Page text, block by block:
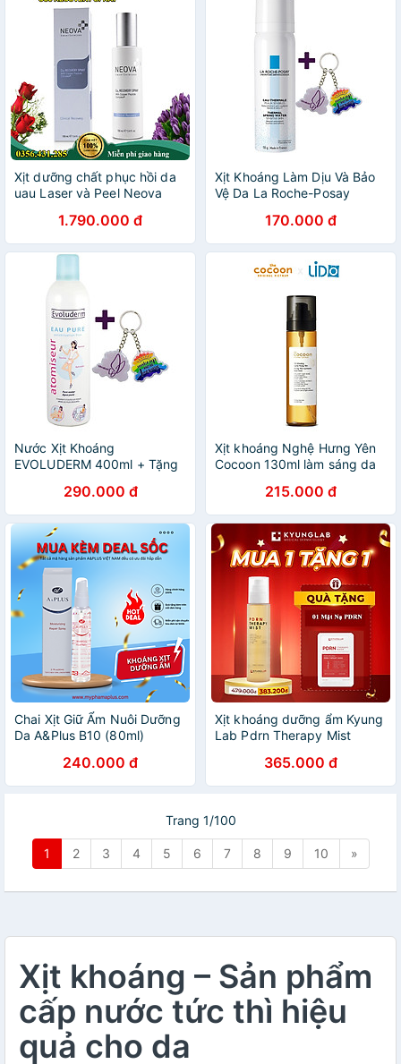
Xịt dưỡng chất phục hồi da
uau Laser và Peel Neova
1.790.000 đ
Xịt Khoáng Làm Dịu Và Bảo
Vệ Da La Roche-Posay
- TẶNG MÓC KHÓA
170.000 đ
Nước Xịt Khoáng
EVOLUDERM 400ml + Tặng
290.000 đ
Xịt khoáng Nghệ Hưng Yên
Cocoon 130ml làm sáng da
215.000 đ
Chai Xịt Giữ Ẩm Nuôi Dưỡng
Da A&Plus B10 (80ml)
240.000 đ
Xịt khoáng dưỡng ẩm Kyung
Lab Pdrn Therapy Mist
trắng và phục hồi da
365.000 đ
Trang 1/100
1 2 3 4 5 6 7 8 9 10 »
Xịt khoáng – Sản phẩm
cấp nước tức thì hiệu
quả cho da